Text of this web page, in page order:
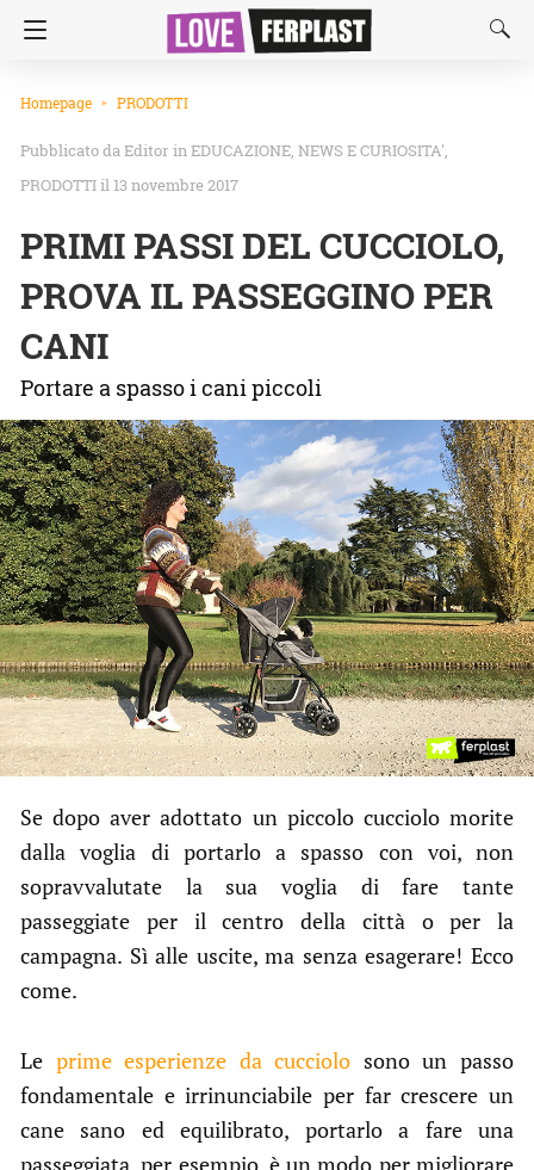
Homepage PRODOTTI
Editor inEDUCAZIONE NEWS E CURIOSITA'
PRODOTTIil 13 novembre 2017
PRIMI PASSI DEL CUCCIOLO,
PROVA IL PASSEGGINO PER
CANI
Portare a spasso i cani piccoli
Se dopo aver adottato un piccolo cucciolo morite
dalla voglia di portarlo a spasso con voi, non
sopravvalutate la sua voglia di fare tante
passeggiate per il centro della città o per la
campagna. Sì alle uscite, ma senza esagerare! Ecco
come.
Le prime esperienze da cucciolo sono un passo
fondamentale e irrinunciabile per far crescere un
cane sano ed equilibrato, portarlo a fare una
passeggiata, per esempio, è un modo per migliorare